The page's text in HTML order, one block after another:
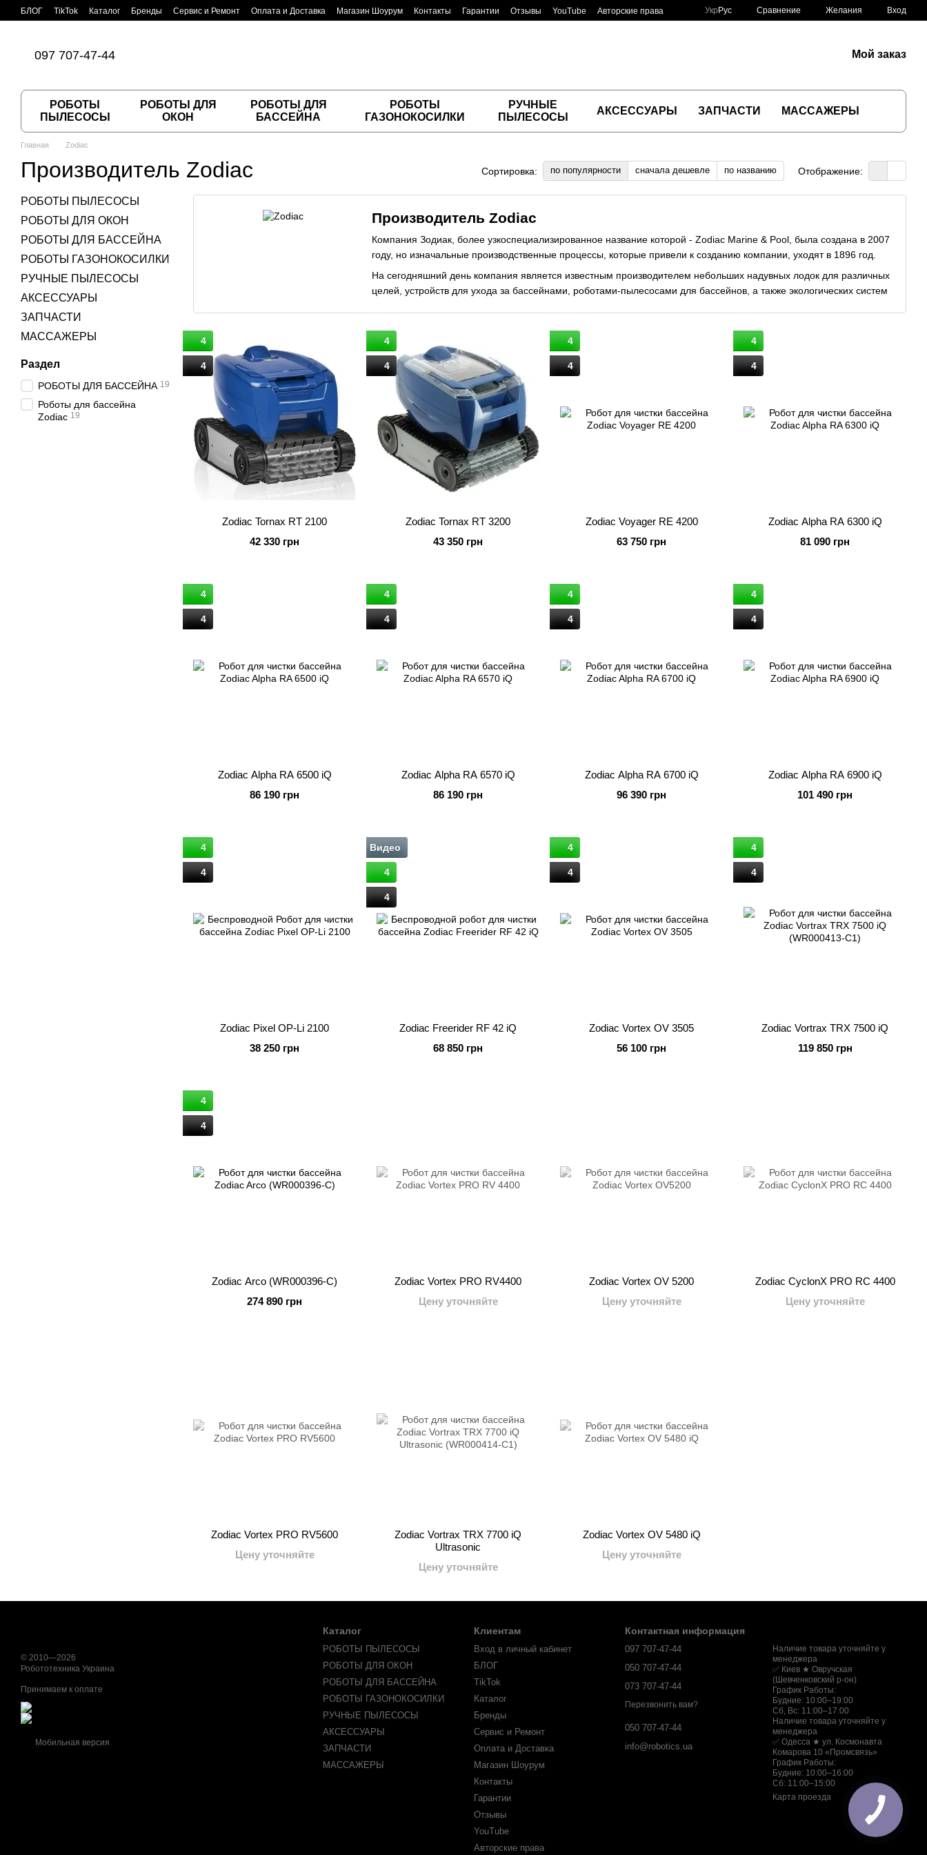
Перейти к основному контенту
БЛОГ TikTok Каталог Бренды Сервис и Ремонт Оплата и Доставка Магазин Шоурум Контакты Гарантии Отзывы YouTube
Авторские права
Укр Рус Сравнение Желания Вход
097 707-47-44 Мой заказ
РОБОТЫ
ПЫЛЕСОСЫ
РОБОТЫ ДЛЯ
ОКОН
РОБОТЫ ДЛЯ
БАССЕЙНА
РОБОТЫ
ГАЗОНОКОСИЛКИ
РУЧНЫЕ
ПЫЛЕСОСЫ
АКСЕССУАРЫ ЗАПЧАСТИ МАССАЖЕРЫ
Главная Zodiac
Производитель Zodiac Сортировка: по популярности сначала дешевле по названию Отображение:
Производитель Zodiac
Компания Зодиак, более узкоспециализированное название которой - Zodiac Marine & Pool, была создана в 2007
году, но изначальные производственные процессы, которые привели к созданию компании, уходят в 1896 год.
На сегодняшний день компания является известным производителем небольших надувных лодок для различных
целей, устройств для ухода за бассейнами, роботами-пылесосами для бассейнов, а также экологических систем
Этапы развития / достижения:
Технологические достижения компании Zodiac находят свое отражение в инновационном дизайне продукции,
сложном производстве и постоянном взаимодействии с клиентами. За столь короткий период времени с 2007
года компания успела добиться успеха в локализации своей продукции на рынках по всему миру, а также в
продвижении таких брендов с уже громкими именами, как Zodiac, Polaris, Bombard, Avon, Hurricane и Evac.
4
4
Zodiac Tornax RT 2100
42 330 грн
4
4
Zodiac Tornax RT 3200
43 350 грн
4
4
Zodiac Voyager RE 4200
63 750 грн
4
4
Zodiac Alpha RA 6300 iQ
81 090 грн
4
4
Zodiac Alpha RA 6500 iQ
86 190 грн
4
4
Zodiac Alpha RA 6570 iQ
86 190 грн
4
4
Zodiac Alpha RA 6700 iQ
96 390 грн
4
4
Zodiac Alpha RA 6900 iQ
101 490 грн
4
4
Zodiac Pixel OP-Li 2100
38 250 грн
Видео
4
4
Zodiac Freerider RF 42 iQ
68 850 грн
4
4
Zodiac Vortex OV 3505
56 100 грн
4
4
Zodiac Vortrax TRX 7500 iQ
119 850 грн
4
4
Zodiac Arco (WR000396-C)
274 890 грн
Zodiac Vortex PRO RV4400
Цену уточняйте
Zodiac Vortex OV 5200
Цену уточняйте
Zodiac CyclonX PRO RC 4400
Цену уточняйте
Zodiac Vortex PRO RV5600
Цену уточняйте
Zodiac Vortrax TRX 7700 iQ
Ultrasonic
Цену уточняйте
Zodiac Vortex OV 5480 iQ
Цену уточняйте
РОБОТЫ ПЫЛЕСОСЫ
РОБОТЫ ДЛЯ ОКОН
РОБОТЫ ДЛЯ БАССЕЙНА
РОБОТЫ ГАЗОНОКОСИЛКИ
РУЧНЫЕ ПЫЛЕСОСЫ
АКСЕССУАРЫ
ЗАПЧАСТИ
МАССАЖЕРЫ
Раздел
РОБОТЫ ДЛЯ БАССЕЙНА 19
Роботы для бассейна
Zodiac 19
© 2010—2026
Робототехника Украина
Принимаем к оплате
Мобильная версия
Каталог
РОБОТЫ ПЫЛЕСОСЫ
РОБОТЫ ДЛЯ ОКОН
РОБОТЫ ДЛЯ БАССЕЙНА
РОБОТЫ ГАЗОНОКОСИЛКИ
РУЧНЫЕ ПЫЛЕСОСЫ
АКСЕССУАРЫ
ЗАПЧАСТИ
МАССАЖЕРЫ
Клиентам
Вход в личный кабинет
БЛОГ
TikTok
Каталог
Бренды
Сервис и Ремонт
Оплата и Доставка
Магазин Шоурум
Контакты
Гарантии
Отзывы
YouTube
Авторские права
Контактная информация
097 707-47-44
050 707-47-44
073 707-47-44
Перезвонить вам?
050 707-47-44
info@robotics.ua
Наличие товара уточняйте у
менеджера
✅ Киев ★ Овручская
(Шевченковский р-он)
График Работы:
Будние: 10:00–19:00
Сб, Вс: 11:00–17:00
Наличие товара уточняйте у
менеджера
✅ Одесса ★ ул. Космонавта
Комарова 10 «Промсвязь»
График Работы:
Будние: 10:00–16:00
Сб: 11:00–15:00
Карта проезда